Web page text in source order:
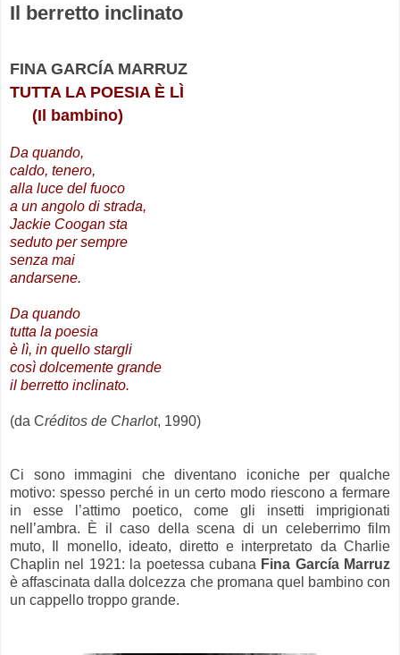
Il berretto inclinato
FINA GARCÍA MARRUZ
TUTTA LA POESIA È LÌ
(Il bambino)
Da quando,
caldo, tenero,
alla luce del fuoco
a un angolo di strada,
Jackie Coogan sta
seduto per sempre
senza mai
andarsene.
Da quando
tutta la poesia
è lì, in quello stargli
così dolcemente grande
il berretto inclinato.
(da Créditos de Charlot, 1990)
Ci sono immagini che diventano iconiche per qualche
motivo: spesso perché in un certo modo riescono a fermare
in esse l’attimo poetico, come gli insetti imprigionati
nell’ambra. È il caso della scena di un celeberrimo film
muto, Il monello, ideato, diretto e interpretato da Charlie
Chaplin nel 1921: la poetessa cubana Fina García Marruz
è affascinata dalla dolcezza che promana quel bambino con
un cappello troppo grande.